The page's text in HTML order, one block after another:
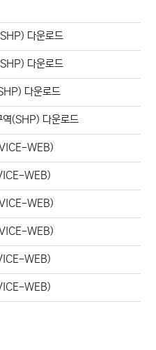
다운로드
다운로드
다운로드
역(SHP) 다운로드
WEB)
WEB)
WEB)
WEB)
WEB)
WEB)